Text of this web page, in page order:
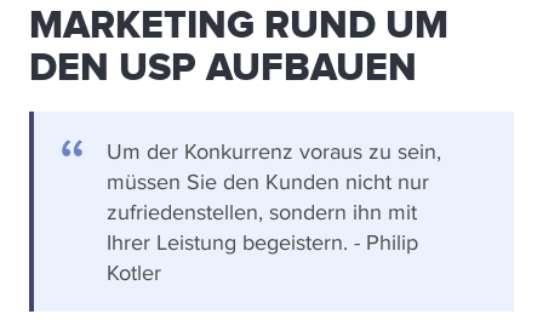
MARKETING RUND UM
DEN USP AUFBAUEN
Um der Konkurrenz voraus zu sein,
müssen Sie den Kunden nicht nur
zufriedenstellen, sondern ihn mit
Ihrer Leistung begeistern. - Philip
Kotler